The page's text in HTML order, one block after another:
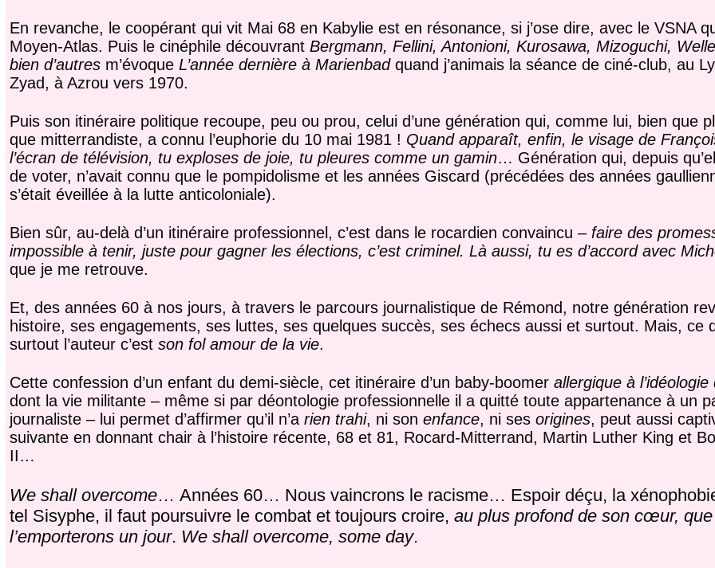
En revanche, le coopérant qui vit Mai 68 en Kabylie est en résonance, si j’ose dire, avec le VSNA
Moyen-Atlas. Puis le cinéphile découvrant Bergmann, Fellini, Antonioni, Kurosawa, Mizoguchi,
bien d’autresm’évoque L’année dernière à Marienbad quand j’animais la séance de ciné-club, au
Zyad, à Azrou vers 1970.
Puis son itinéraire politique recoupe, peu ou prou, celui d’une génération qui, comme lui, bien que
que mitterrandiste, a connu l’euphorie du 10 mai 1981 ! Quand apparaît, enfin, le visage de
l’écran de télévision, tu exploses de joie, tu pleures comme un gamin… Génération qui, depuis
de voter, n’avait connu que le pompidolisme et les années Giscard (précédées des années
s’était éveillée à la lutte anticoloniale).
Bien sûr, au-delà d’un itinéraire professionnel, c’est dans le rocardien convaincu – faire des
impossible à tenir, juste pour gagner les élections, c’est criminel. Là aussi, tu es d’accord avec
que je me retrouve.
Et, des années 60 à nos jours, à travers le parcours journalistique de Rémond, notre génération
histoire, ses engagements, ses luttes, ses quelques succès, ses échecs aussi et surtout. Mais, ce
surtout l’auteur c’est son fol amour de la vie.
Cette confession d’un enfant du demi-siècle, cet itinéraire d’un baby-boomer allergique à
dont la vie militante – même si par déontologie professionnelle il a quitté toute appartenance à un
journaliste – lui permet d’affirmer qu’il n’a rien trahi, ni son enfance, ni ses origines, peut aussi
suivante en donnant chair à l’histoire récente, 68 et 81, Rocard-Mitterrand, Martin Luther King et
II…
We shall overcome… Années 60… Nous vaincrons le racisme… Espoir déçu, la
tel Sisyphe, il faut poursuivre le combat et toujours croire, au plus profond de son cœur,
l’emporterons un jour. We shall overcome, some day.